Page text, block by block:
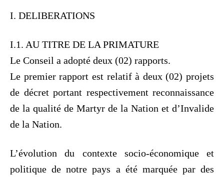
I. DELIBERATIONS
I.1. AU TITRE DE LA PRIMATURE
Le Conseil a adopté deux (02) rapports.
Le premier rapport est relatif à deux (02) projets
de décret portant respectivement reconnaissance
de la qualité de Martyr de la Nation et d’Invalide
de la Nation.
L’évolution du contexte socio-économique et
politique de notre pays a été marquée par des